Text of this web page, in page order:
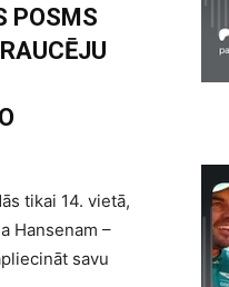
POSMS
tikai 14. vietā,
Hansenam –
savu